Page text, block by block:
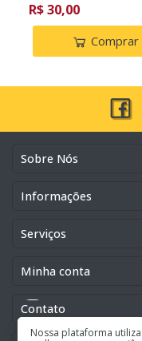
Nossa plataforma
R$ 30,00
Comprar
Sobre Nós
Informações
Serviços
Minha conta
Contato